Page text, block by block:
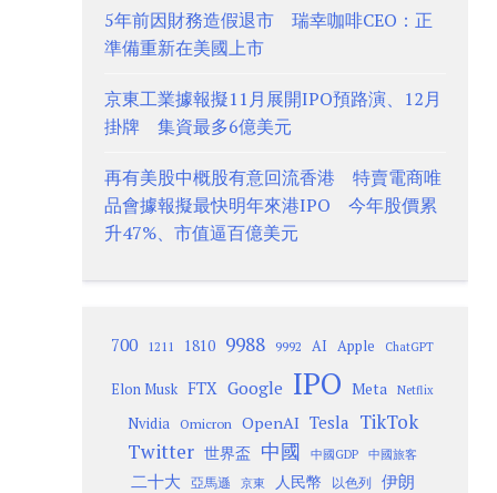
5年前因財務造假退市 瑞幸咖啡CEO：正
準備重新在美國上市
京東工業據報擬11月展開IPO預路演、12月
掛牌 集資最多6億美元
再有美股中概股有意回流香港 特賣電商唯
品會據報擬最快明年來港IPO 今年股價累
升47%、市值逼百億美元
700 1211 1810 9988 9992 AI Apple ChatGPT
Elon Musk FTX Google IPO Meta Netflix
Nvidia Omicron OpenAI Tesla TikTok
Twitter 世界盃 中國 中國GDP 中國旅客
二十大 亞馬遜 京東 人民幣 以色列 伊朗